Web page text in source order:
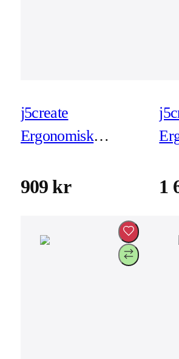
j5create
Ergonomisk
(JTSA101)
909 kr 1